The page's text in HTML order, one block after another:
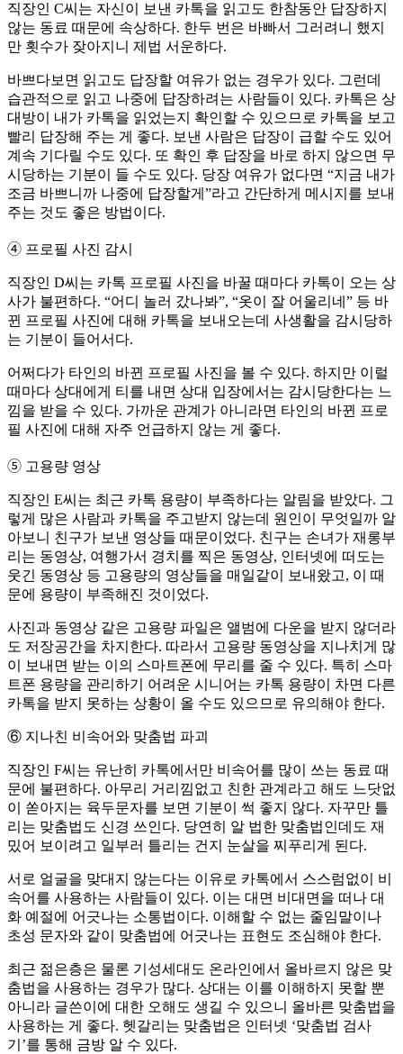
직장인 C씨는 자신이 보낸 카톡을 읽고도 한참동안 답장하지
않는 동료 때문에 속상하다. 한두 번은 바빠서 그러려니 했지
만 횟수가 잦아지니 제법 서운하다.
바쁘다보면 읽고도 답장할 여유가 없는 경우가 있다. 그런데
습관적으로 읽고 나중에 답장하려는 사람들이 있다. 카톡은 상
대방이 내가 카톡을 읽었는지 확인할 수 있으므로 카톡을 보고
빨리 답장해 주는 게 좋다. 보낸 사람은 답장이 급할 수도 있어
계속 기다릴 수도 있다. 또 확인 후 답장을 바로 하지 않으면 무
시당하는 기분이 들 수도 있다. 당장 여유가 없다면 “지금 내가
조금 바쁘니까 나중에 답장할게”라고 간단하게 메시지를 보내
주는 것도 좋은 방법이다.
➃ 프로필 사진 감시
직장인 D씨는 카톡 프로필 사진을 바꿀 때마다 카톡이 오는 상
사가 불편하다. “어디 놀러 갔나봐”, “옷이 잘 어울리네” 등 바
뀐 프로필 사진에 대해 카톡을 보내오는데 사생활을 감시당하
는 기분이 들어서다.
어쩌다가 타인의 바뀐 프로필 사진을 볼 수 있다. 하지만 이럴
때마다 상대에게 티를 내면 상대 입장에서는 감시당한다는 느
낌을 받을 수 있다. 가까운 관계가 아니라면 타인의 바뀐 프로
필 사진에 대해 자주 언급하지 않는 게 좋다.
➄ 고용량 영상
직장인 E씨는 최근 카톡 용량이 부족하다는 알림을 받았다. 그
렇게 많은 사람과 카톡을 주고받지 않는데 원인이 무엇일까 알
아보니 친구가 보낸 영상들 때문이었다. 친구는 손녀가 재롱부
리는 동영상, 여행가서 경치를 찍은 동영상, 인터넷에 떠도는
웃긴 동영상 등 고용량의 영상들을 매일같이 보내왔고, 이 때
문에 용량이 부족해진 것이었다.
사진과 동영상 같은 고용량 파일은 앨범에 다운을 받지 않더라
도 저장공간을 차지한다. 따라서 고용량 동영상을 지나치게 많
이 보내면 받는 이의 스마트폰에 무리를 줄 수 있다. 특히 스마
트폰 용량을 관리하기 어려운 시니어는 카톡 용량이 차면 다른
카톡을 받지 못하는 상황이 올 수도 있으므로 유의해야 한다.
⑥ 지나친 비속어와 맞춤법 파괴
직장인 F씨는 유난히 카톡에서만 비속어를 많이 쓰는 동료 때
문에 불편하다. 아무리 거리낌없고 친한 관계라고 해도 느닷없
이 쏟아지는 육두문자를 보면 기분이 썩 좋지 않다. 자꾸만 틀
리는 맞춤법도 신경 쓰인다. 당연히 알 법한 맞춤법인데도 재
밌어 보이려고 일부러 틀리는 건지 눈살을 찌푸리게 된다.
서로 얼굴을 맞대지 않는다는 이유로 카톡에서 스스럼없이 비
속어를 사용하는 사람들이 있다. 이는 대면 비대면을 떠나 대
화 예절에 어긋나는 소통법이다. 이해할 수 없는 줄임말이나
초성 문자와 같이 맞춤법에 어긋나는 표현도 조심해야 한다.
최근 젊은층은 물론 기성세대도 온라인에서 올바르지 않은 맞
춤법을 사용하는 경우가 많다. 상대는 이를 이해하지 못할 뿐
아니라 글쓴이에 대한 오해도 생길 수 있으니 올바른 맞춤법을
사용하는 게 좋다. 헷갈리는 맞춤법은 인터넷 ‘맞춤법 검사
기’를 통해 금방 알 수 있다.